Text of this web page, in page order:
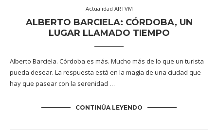
Actualidad ARTVM
ALBERTO BARCIELA: CÓRDOBA, UN
LUGAR LLAMADO TIEMPO
Alberto Barciela. Córdoba es más. Mucho más de lo que un turista
pueda desear. La respuesta está en la magia de una ciudad que
hay que pasear con la serenidad …
CONTINÚA LEYENDO